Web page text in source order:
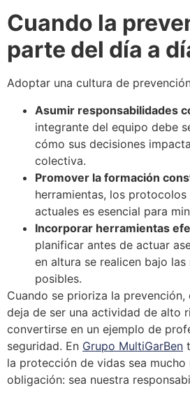
Cuando la
parte del día a
Adoptar una cultura de
Asumir responsabilidades
integrante del equipo debe
cómo sus decisiones
colectiva.
Promover la formación
herramientas, los
actuales es esencial para
Incorporar herramientas
planificar antes de actuar
en altura se realicen bajo
posibles.
Cuando se prioriza la
deja de ser una actividad de alto
convertirse en un ejemplo de
seguridad. En Grupo MultiGarBen
la protección de vidas sea mucho
obligación: sea nuestra